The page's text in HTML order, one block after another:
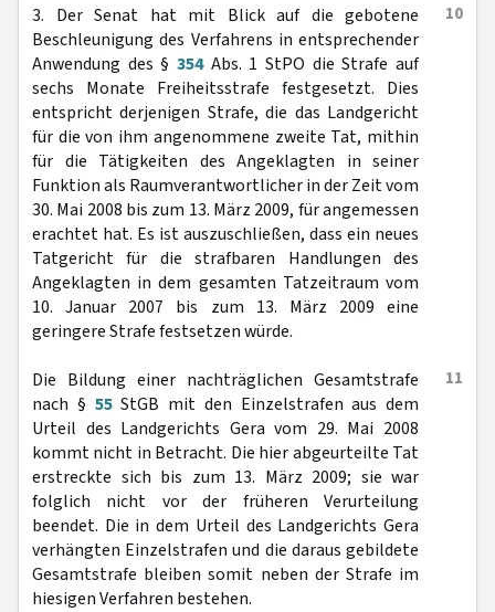
10
3. Der Senat hat mit Blick auf die gebotene
Beschleunigung des Verfahrens in entsprechender
Anwendung des § 354Abs. 1 StPO die Strafe auf
sechs Monate Freiheitsstrafe festgesetzt. Dies
entspricht derjenigen Strafe, die das Landgericht
für die von ihm angenommene zweite Tat, mithin
für die Tätigkeiten des Angeklagten in seiner
Funktion als Raumverantwortlicher in der Zeit vom
30. Mai 2008 bis zum 13. März 2009, für angemessen
erachtet hat. Es ist auszuschließen, dass ein neues
Tatgericht für die strafbaren Handlungen des
Angeklagten in dem gesamten Tatzeitraum vom
10. Januar 2007 bis zum 13. März 2009 eine
geringere Strafe festsetzen würde.
11
Die Bildung einer nachträglichen Gesamtstrafe
nach § 55StGB mit den Einzelstrafen aus dem
Urteil des Landgerichts Gera vom 29. Mai 2008
kommt nicht in Betracht. Die hier abgeurteilte Tat
erstreckte sich bis zum 13. März 2009; sie war
folglich nicht vor der früheren Verurteilung
beendet. Die in dem Urteil des Landgerichts Gera
verhängten Einzelstrafen und die daraus gebildete
Gesamtstrafe bleiben somit neben der Strafe im
hiesigen Verfahren bestehen.